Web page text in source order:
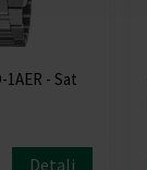
1AER - Sat
Detalj